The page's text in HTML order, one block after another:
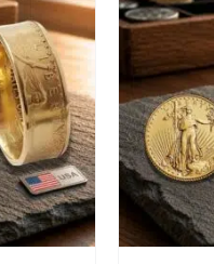
Optionen
können
auf
Produktseite
gewählt
werden